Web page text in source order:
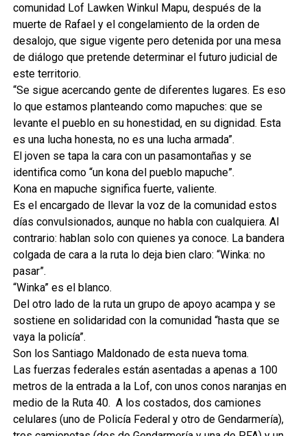
comunidad Lof Lawken Winkul Mapu, después de la
muerte de Rafael y el congelamiento de la orden de
desalojo, que sigue vigente pero detenida por una mesa
de diálogo que pretende determinar el futuro judicial de
este territorio.
“Se sigue acercando gente de diferentes lugares. Es eso
lo que estamos planteando como mapuches: que se
levante el pueblo en su honestidad, en su dignidad. Esta
es una lucha honesta, no es una lucha armada”.
El joven se tapa la cara con un pasamontañas y se
identifica como “un kona del pueblo mapuche”.
Kona en mapuche significa fuerte, valiente.
Es el encargado de llevar la voz de la comunidad estos
días convulsionados, aunque no habla con cualquiera. Al
contrario: hablan solo con quienes ya conoce. La bandera
colgada de cara a la ruta lo deja bien claro: “Winka: no
pasar”.
“Winka” es el blanco.
Del otro lado de la ruta un grupo de apoyo acampa y se
sostiene en solidaridad con la comunidad “hasta que se
vaya la policía”.
Son los Santiago Maldonado de esta nueva toma.
Las fuerzas federales están asentadas a apenas a 100
metros de la entrada a la Lof, con unos conos naranjas en
medio de la Ruta 40. A los costados, dos camiones
celulares (uno de Policía Federal y otro de Gendarmería),